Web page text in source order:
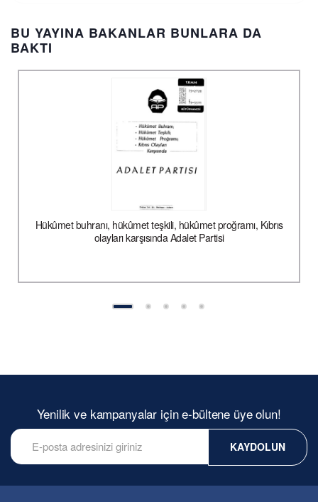
BU YAYINA BAKANLAR BUNLARA DA
BAKTI
Hükûmet buhranı, hükûmet teşkili, hükûmet proğramı, Kıbrıs
olayları karşısında Adalet Partisi
Yenilik ve kampanyalar için e-bültene üye olun!
KAYDOLUN